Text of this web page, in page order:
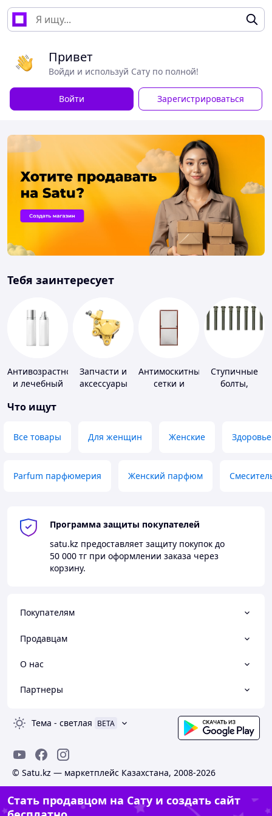
Привет
Войди и используй Сату по полной!
Войти Зарегистрироваться
Тебя заинтересует
Антивозрастной
и лечебный
Запчасти и
аксессуары
Антимоскитные
сетки и
Ступичные
болты,
Что ищут
Все товары Для женщин Женские Здоровье
Parfum парфюмерия Женский парфюм
Программа защиты покупателей
satu.kz предоставляет защиту покупок до
50 000 тг при оформлении заказа через
корзину.
Покупателям
Продавцам
О нас
Партнеры
Тема - светлая BETA
© Satu.kz — маркетплейс Казахстана, 2008-2026
Стать продавцом на Сату и создать сайт